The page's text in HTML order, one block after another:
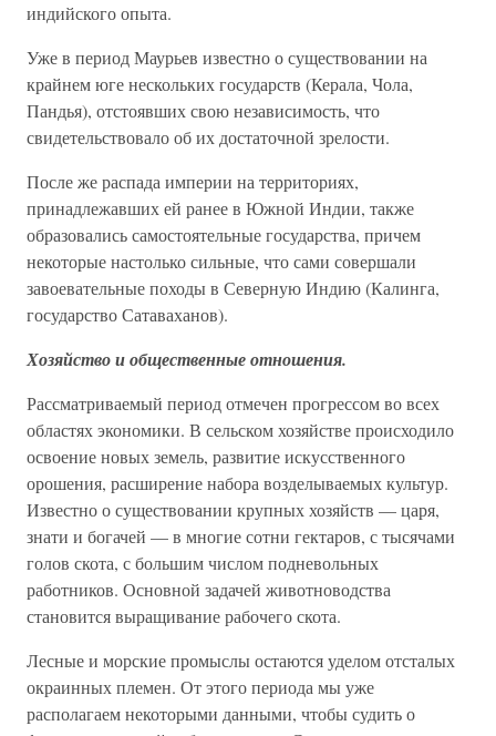
индийского опыта.
Уже в период Маурьев известно о существовании на
крайнем юге нескольких государств (Керала, Чола,
Пандья), отстоявших свою независимость, что
свидетельствовало об их достаточной зрелости.
После же распада империи на территориях,
принадлежавших ей ранее в Южной Индии, также
образовались самостоятельные государства, причем
некоторые настолько сильные, что сами совершали
завоевательные походы в Северную Индию (Калинга,
государство Сатаваханов).
Хозяйство и общественные отношения.
Рассматриваемый период отмечен прогрессом во всех
областях экономики. В сельском хозяйстве происходило
освоение новых земель, развитие искусственного
орошения, расширение набора возделываемых культур.
Известно о существовании крупных хозяйств — царя,
знати и богачей — в многие сотни гектаров, с тысячами
голов скота, с большим числом подневольных
работников. Основной задачей животноводства
становится выращивание рабочего скота.
Лесные и морские промыслы остаются уделом отсталых
окраинных племен. От этого периода мы уже
располагаем некоторыми данными, чтобы судить о